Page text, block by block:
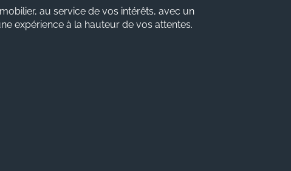
au service de vos intérêts, avec un
expérience à la hauteur de vos attentes.